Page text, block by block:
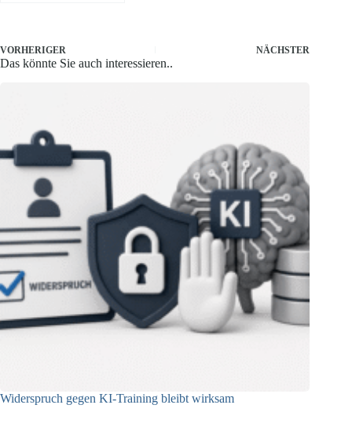
VORHERIGER NÄCHSTER
Das könnte Sie auch interessieren..
Widerspruch gegen KI-Training bleibt wirksam